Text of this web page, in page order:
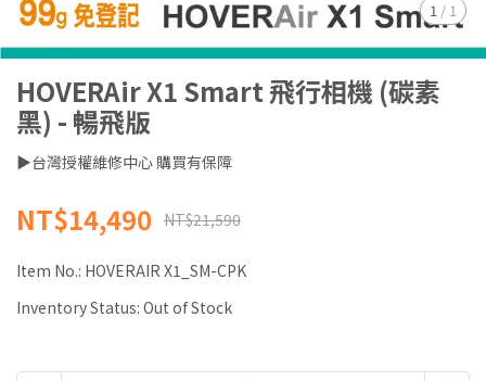
1 / 1
HOVERAir X1 Smart 飛行相機 (碳素
黑) - 暢飛版
▶台灣授權維修中心 購買有保障
NT$14,490 NT$21,590
Item No.: HOVERAIR X1_SM-CPK
Inventory Status: Out of Stock